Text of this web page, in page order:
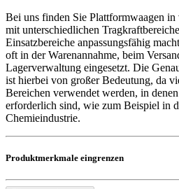
Bei uns finden Sie Plattformwaagen in
mit unterschiedlichen
Einsatzbereiche anpassungsfähig
oft in der Warenannahme, beim
Lagerverwaltung eingesetzt. Die
ist hierbei von großer Bedeutung, da
Bereichen verwendet werden, in
erforderlich sind, wie zum Beispiel in
Chemieindustrie.
Produktmerkmale eingrenzen